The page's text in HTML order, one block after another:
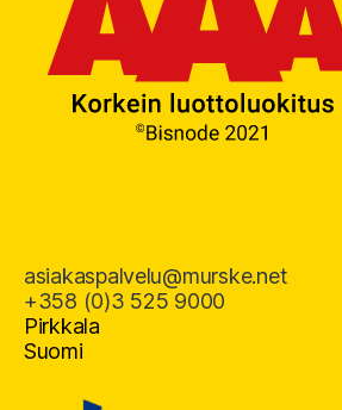
asiakaspalvelu@murske.net
+358 (0)3 525 9000
Pirkkala
Suomi